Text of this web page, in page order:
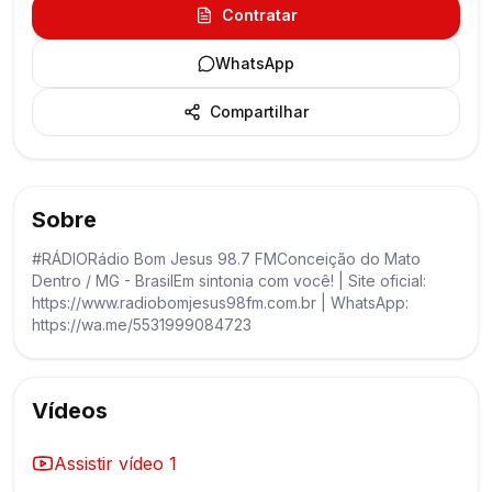
Contratar
WhatsApp
Compartilhar
Sobre
#RÁDIORádio Bom Jesus 98.7 FMConceição do Mato
Dentro / MG - BrasilEm sintonia com você! | Site oficial:
https://www.radiobomjesus98fm.com.br | WhatsApp:
https://wa.me/5531999084723
Vídeos
Assistir vídeo 1